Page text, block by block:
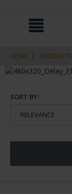
navigation
HOME PRODUCTS
SORT BY: